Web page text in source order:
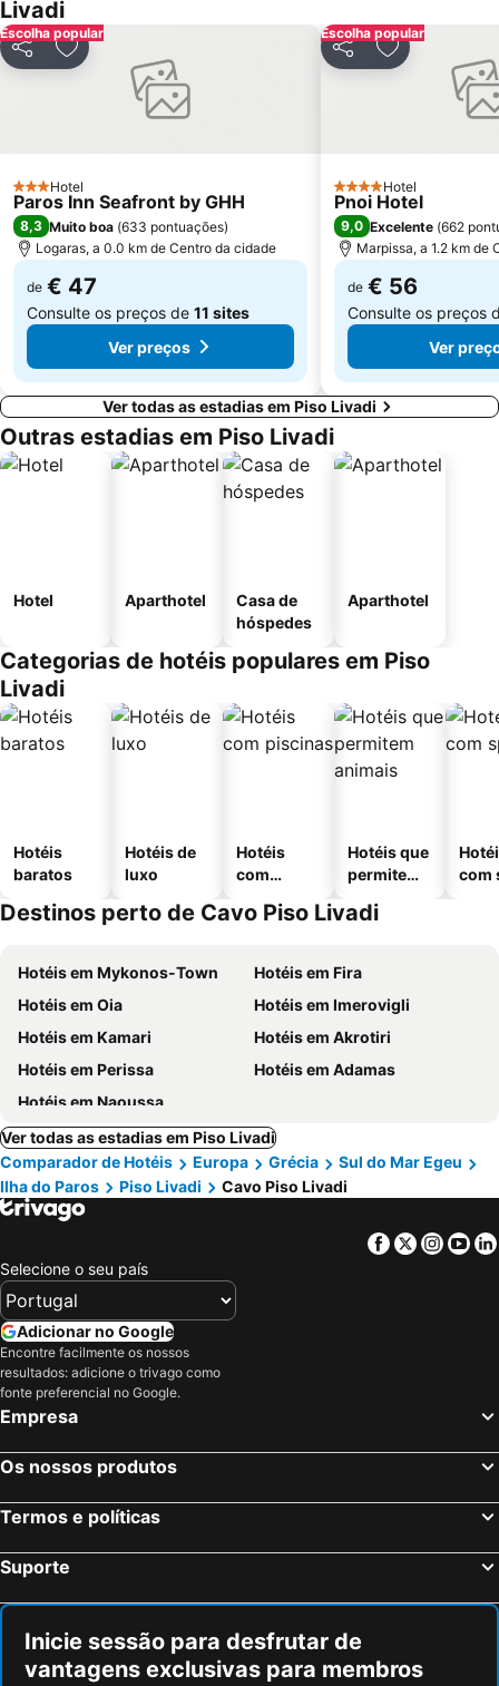
Livadi
Escolha popular
PartilharAdicionar aos favoritos
3 Estrelas
Hotel
Paros Inn Seafront by GHH
8,3 Muito boa (633 pontuações)
Logaras, a 0.0 km de Centro da cidade
de € 47
Consulte os preços de 11 sites
Ver preços
Escolha popular
PartilharAdicionar
4 Estrelas
Hotel
Pnoi Hotel
9,0 Excelente (662
Marpissa, a 1.2 km de
de € 56
Consulte os preços
Ver
Ver todas as estadias em Piso Livadi
Outras estadias em Piso Livadi
Hotel Aparthotel
Casa de
hóspedes
Aparthotel
Categorias de hotéis populares em Piso
Livadi
Hotéis
baratos
Hotéis de
luxo
Hotéis
com
Hotéis que
permitem
com
Destinos perto de Cavo Piso Livadi
Hotéis em Mykonos-Town
Hotéis em Fira
Hotéis em Oia
Hotéis em Imerovigli
Hotéis em Kamari
Hotéis em Akrotiri
Hotéis em Perissa
Hotéis em Adamas
Hotéis em Naoussa
Ver todas as estadias em Piso Livadi
Comparador de Hotéis
Europa Grécia
Sul do Mar Egeu
Ilha do Paros
Piso Livadi Cavo Piso Livadi
Facebook
Twitter
Selecione o seu país
Adicionar no Google
Encontre facilmente os nossos
resultados: adicione o trivago como
fonte preferencial no Google.
Empresa
Os nossos produtos
Termos e políticas
Suporte
Inicie sessão para desfrutar de
vantagens exclusivas para membros